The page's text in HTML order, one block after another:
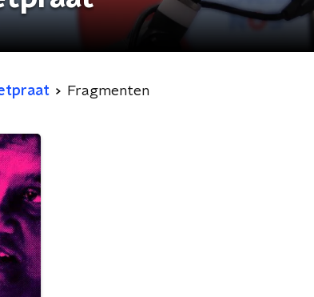
Fragmenten